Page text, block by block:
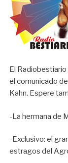
El Radiobestiario
el comunicado
Kahn. Espere
-La hermana de
-Exclusivo: el
estragos del